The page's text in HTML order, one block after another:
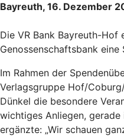
Bayreuth, 16. Dezember
Die VR Bank Bayreuth-
Genossenschaftsbank
Im Rahmen der
Verlagsgruppe Hof/
Dünkel die besondere
wichtiges Anliegen,
ergänzte: „Wir schauen